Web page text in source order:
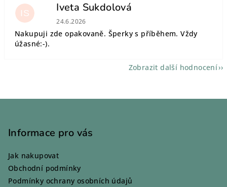
IS Iveta Sukdolová
Hodnocení obchodu je 5 z 5 hvězdiček.
24.6.2026
Nakupuji zde opakovaně. Šperky s příběhem. Vždy
úžasné:-).
Zobrazit další hodnocení
Informace pro vás
Jak nakupovat
Obchodní podmínky
Podmínky ochrany osobních údajů